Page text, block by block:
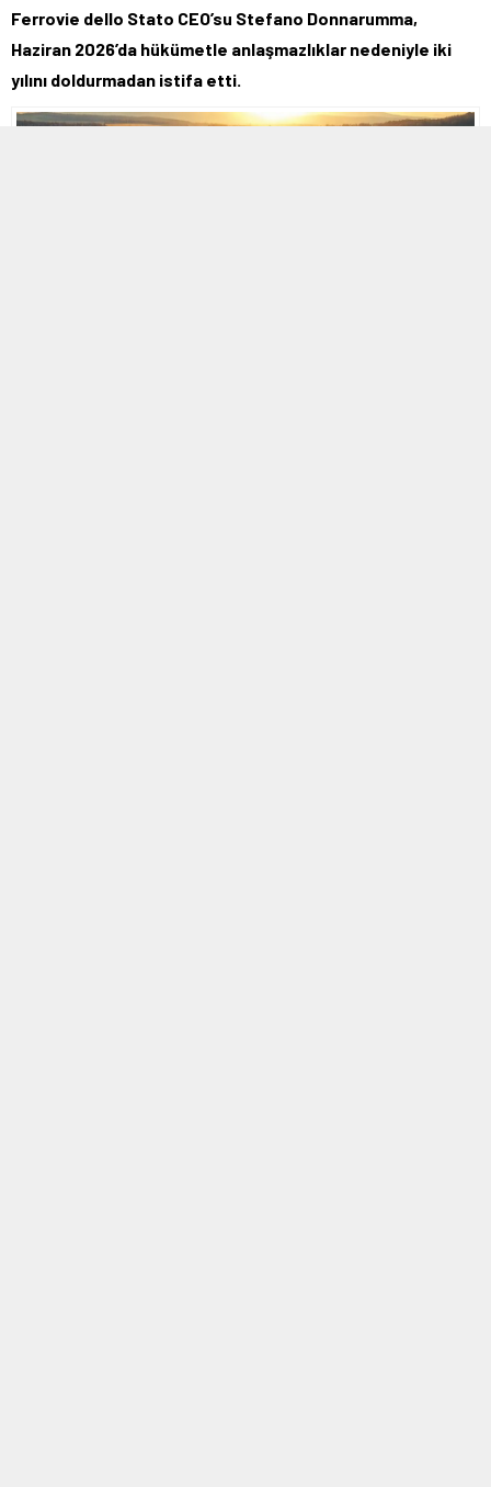
Ferrovie dello Stato CEO’su Stefano Donnarumma,
Haziran 2026’da hükümetle anlaşmazlıklar nedeniyle iki
yılını doldurmadan istifa etti.